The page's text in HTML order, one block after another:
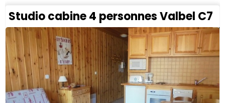
Studio cabine 4 personnes Valbel C7